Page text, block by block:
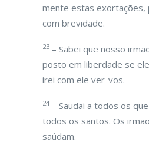
mente estas exortações,
com brevidade.
23 – Sabei que nosso
posto em liberdade se
irei com ele ver-vos.
24 – Saudai a todos os
todos os santos. Os
saúdam.